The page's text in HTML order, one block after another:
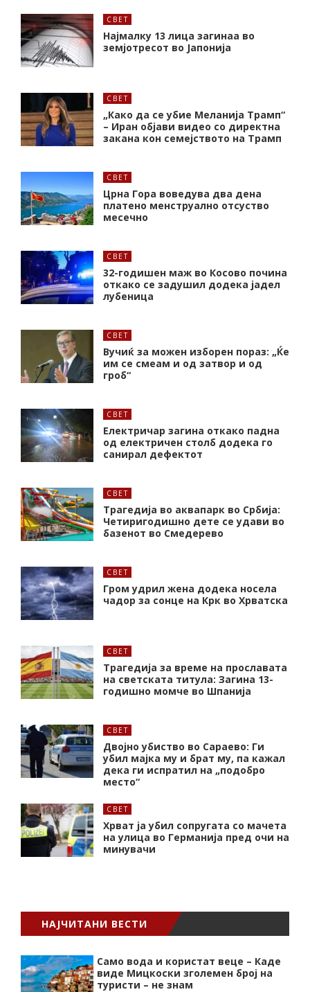
СВЕТ
Најмалку 13 лица загинаа во
земјотресот во Јапонија
СВЕТ
„Како да се убие Меланија Трамп“
– Иран објави видео со директна
закана кон семејството на Трамп
СВЕТ
Црна Гора воведува два дена
платено менструално отсуство
месечно
СВЕТ
32-годишен маж во Косово почина
откако се задушил додека јадел
лубеница
СВЕТ
Вучиќ за можен изборен пораз: „Ќе
им се смеам и од затвор и од
гроб“
СВЕТ
Електричар загина откако падна
од електричен столб додека го
санирал дефектот
СВЕТ
Трагедија во аквапарк во Србија:
Четиригодишно дете се удави во
базенот во Смедерево
СВЕТ
Гром удрил жена додека носела
чадор за сонце на Крк во Хрватска
СВЕТ
Трагедија за време на прославата
на светската титула: Загина 13-
годишно момче во Шпанија
СВЕТ
Двојно убиство во Сараево: Ги
убил мајка му и брат му, па кажал
дека ги испратил на „подобро
место“
СВЕТ
Хрват ја убил сопругата со мачета
на улица во Германија пред очи на
минувачи
НАЈЧИТАНИ ВЕСТИ
Само вода и користат веце – Каде
виде Мицкоски зголемен број на
туристи – не знам